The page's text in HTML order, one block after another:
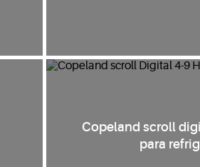
Copeland scroll
para